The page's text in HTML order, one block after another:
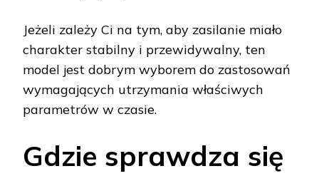
Jeżeli zależy Ci na tym, aby zasilanie miało
charakter stabilny i przewidywalny, ten
model jest dobrym wyborem do zastosowań
wymagających utrzymania właściwych
parametrów w czasie.
Gdzie sprawdza się